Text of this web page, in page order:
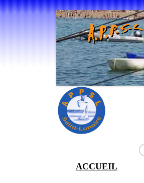
Previous
ACCUEIL